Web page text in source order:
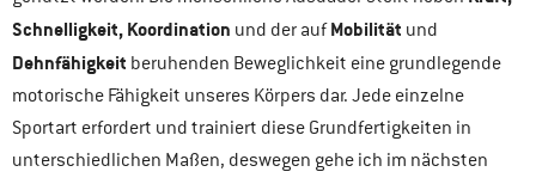
Schnelligkeit, Koordination und der aufMobilität und
Dehnfähigkeit beruhenden Beweglichkeit eine grundlegende
motorische Fähigkeit unseres Körpers dar. Jede einzelne
Sportart erfordert und trainiert diese Grundfertigkeiten in
unterschiedlichen Maßen, deswegen gehe ich im nächsten